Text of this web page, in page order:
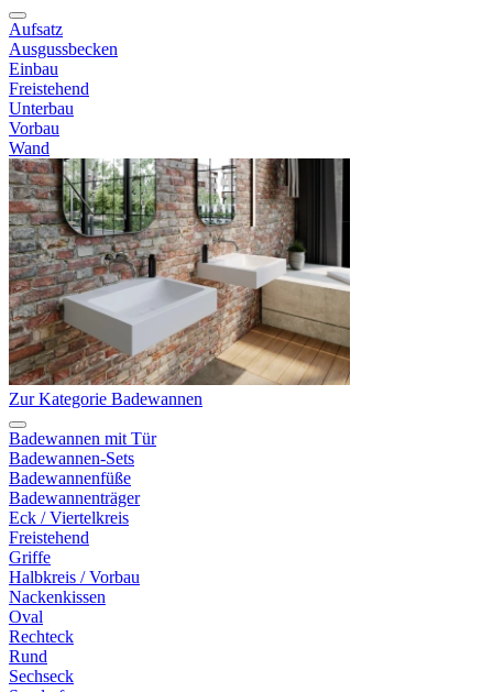
Aufsatz
Ausgussbecken
Einbau
Freistehend
Unterbau
Vorbau
Wand
Zur Kategorie Badewannen
Badewannen mit Tür
Badewannen-Sets
Badewannenfüße
Badewannenträger
Eck / Viertelkreis
Freistehend
Griffe
Halbkreis / Vorbau
Nackenkissen
Oval
Rechteck
Rund
Sechseck